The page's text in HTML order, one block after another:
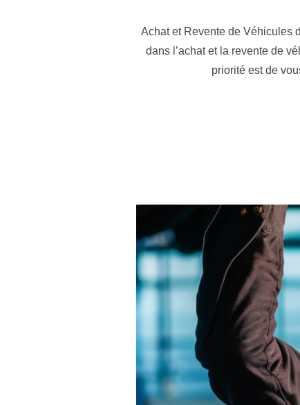
Achat et Revente de Véhicules
dans l’achat et la revente de
priorité est de